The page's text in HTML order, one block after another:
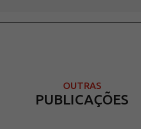
OUTRAS
PUBLICAÇÕES